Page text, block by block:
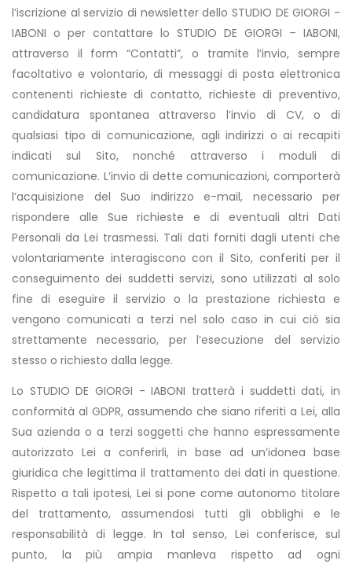
l’iscrizione al servizio di newsletter dello STUDIO DE GIORGI -
IABONI o per contattare lo STUDIO DE GIORGI – IABONI,
attraverso il form “Contatti”, o tramite l’invio, sempre
facoltativo e volontario, di messaggi di posta elettronica
contenenti richieste di contatto, richieste di preventivo,
candidatura spontanea attraverso l’invio di CV, o di
qualsiasi tipo di comunicazione, agli indirizzi o ai recapiti
indicati sul Sito, nonché attraverso i moduli di
comunicazione. L’invio di dette comunicazioni, comporterà
l’acquisizione del Suo indirizzo e-mail, necessario per
rispondere alle Sue richieste e di eventuali altri Dati
Personali da Lei trasmessi. Tali dati forniti dagli utenti che
volontariamente interagiscono con il Sito, conferiti per il
conseguimento dei suddetti servizi, sono utilizzati al solo
fine di eseguire il servizio o la prestazione richiesta e
vengono comunicati a terzi nel solo caso in cui ciò sia
strettamente necessario, per l’esecuzione del servizio
stesso o richiesto dalla legge.
Lo STUDIO DE GIORGI - IABONI tratterà i suddetti dati, in
conformità al GDPR, assumendo che siano riferiti a Lei, alla
Sua azienda o a terzi soggetti che hanno espressamente
autorizzato Lei a conferirli, in base ad un’idonea base
giuridica che legittima il trattamento dei dati in questione.
Rispetto a tali ipotesi, Lei si pone come autonomo titolare
del trattamento, assumendosi tutti gli obblighi e le
responsabilità di legge. In tal senso, Lei conferisce, sul
punto, la più ampia manleva rispetto ad ogni